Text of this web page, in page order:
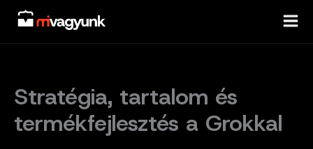
Skip
content
Stratégia, tartalom és
termékfejlesztés a Grokkal